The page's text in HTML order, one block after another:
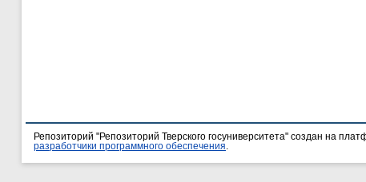
Репозиторий "Репозиторий Тверского госуниверситета" создан на
разработчики программного обеспечения